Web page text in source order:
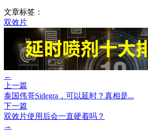
文章标签：
双效片
←
上一篇
泰国伟哥Sidegra，可以延时？真相是...
下一篇
双效片使用后会一直硬着吗？
→